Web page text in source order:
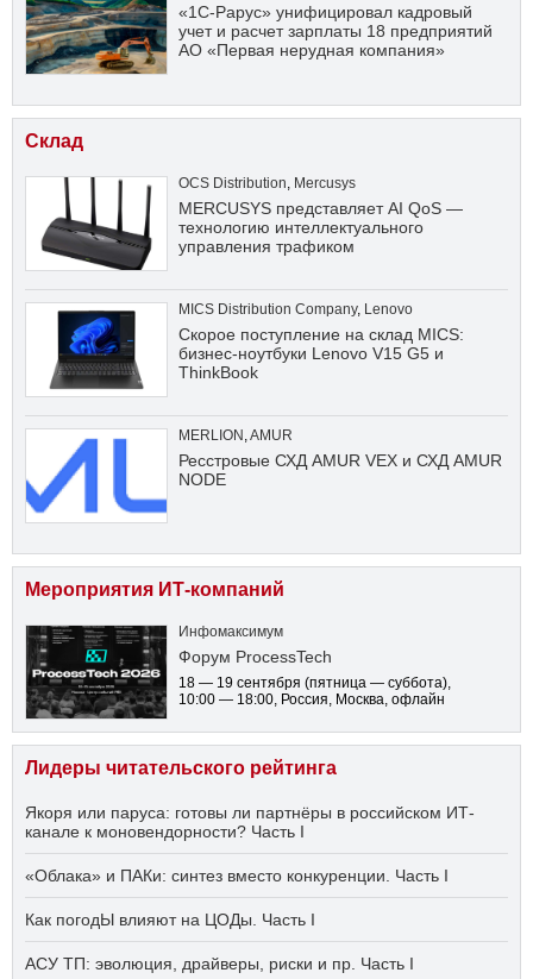
«1С-Рарус» унифицировал кадровый
учет и расчет зарплаты 18 предприятий
АО «Первая нерудная компания»
Склад
OCS Distribution Mercusys
MERCUSYS представляет AI QoS —
технологию интеллектуального
управления трафиком
MICS Distribution Company, Lenovo
Скорое поступление на склад MICS:
бизнес-ноутбуки Lenovo V15 G5 и
ThinkBook
MERLION AMUR
Ресстровые СХД AMUR VEX и СХД AMUR
NODE
Мероприятия ИТ-компаний
Инфомаксимум
Форум ProcessTech
18 — 19 сентября (пятница — суббота)
10:00 — 18:00 , Россия, Москва, офлайн
Лидеры читательского рейтинга
Якоря или паруса: готовы ли партнёры в российском ИТ-
канале к моновендорности? Часть I
«Облака» и ПАКи: синтез вместо конкуренции. Часть I
Как погодЫ влияют на ЦОДы. Часть I
АСУ ТП: эволюция, драйверы, риски и пр. Часть I